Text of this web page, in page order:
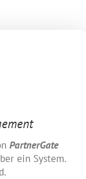
PartnerGate
ein System.